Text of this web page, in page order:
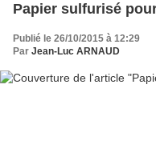
Papier sulfurisé
Publié le 26/10/2015 à 12:29
Par Jean-Luc ARNAUD